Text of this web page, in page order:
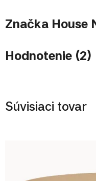
Značka House
Hodnotenie (2)
Súvisiaci tovar